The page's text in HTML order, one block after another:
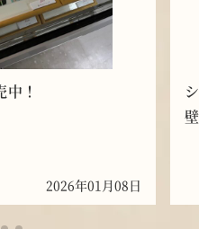
！
2026年01月08日